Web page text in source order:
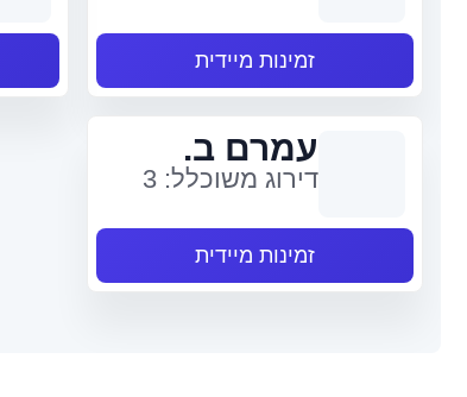
זמינות מיידית
עמרם ב.
דירוג משוכלל: 3
זמינות מיידית